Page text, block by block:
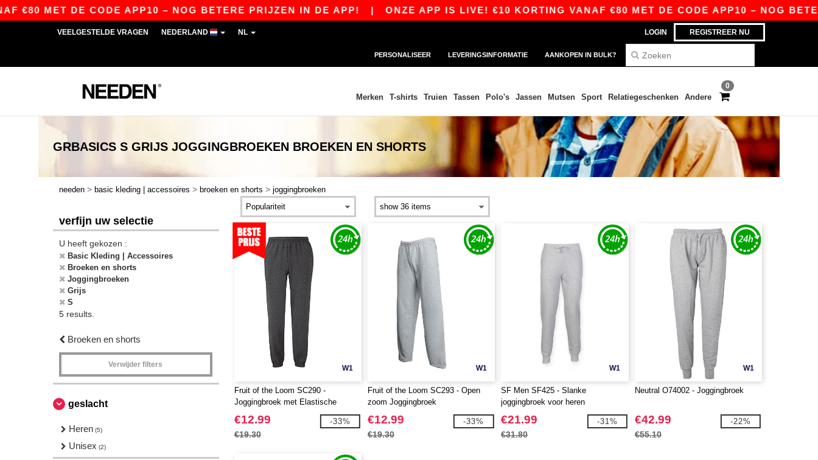
MET DE CODE APP10 – NOG BETERE PRIJZEN IN DE APP!| ONZE APP IS LIVE! €10 KORTING VANAF €80 MET DE CODE APP10 – NOG
LOGIN REGISTREER NU
VEELGESTELDE VRAGEN NEDERLAND NL
PERSONALISEER LEVERINGSINFORMATIE AANKOPEN IN BULK?
0
Merken T-shirts Truien Tassen Polo's Jassen Mutsen Sport Relatiegeschenken Andere
GRBASICS S GRIJS JOGGINGBROEKEN BROEKEN EN SHORTS
needen > basic kleding | accessoires > broeken en shorts > joggingbroeken
verfijn uw selectie
U heeft gekozen :
Basic Kleding | Accessoires
Broeken en shorts
Joggingbroeken
Grijs
S
5 results.
Broeken en shorts
Verwijder filters
geslacht
Heren (5)
Unisex (2)
W1
Fruit of the Loom SC290 -
Joggingbroek met Elastische
Boorden
€12.99
€19.30
-33%
W1
Fruit of the Loom SC293 - Open
zoom Joggingbroek
€12.99
€19.30
-33%
W1
SF Men SF425 - Slanke
joggingbroek voor heren
€21.99
€31.80
-31%
W1
Neutral O74002 - Joggingbroek
€42.99
€55.10
-22%